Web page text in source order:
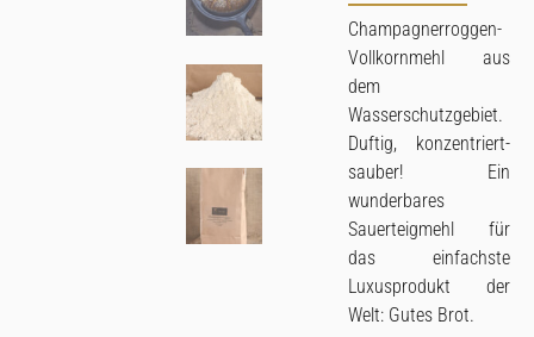
Champagnerroggen-
Vollkornmehl aus
dem
Wasserschutzgebiet.
Duftig, konzentriert-
sauber! Ein
wunderbares
Sauerteigmehl für
das einfachste
Luxusprodukt der
Welt: Gutes Brot.